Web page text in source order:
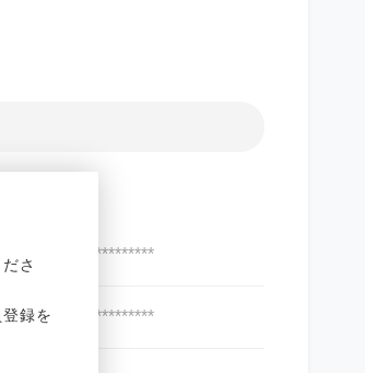
さ
録を
********************
********************